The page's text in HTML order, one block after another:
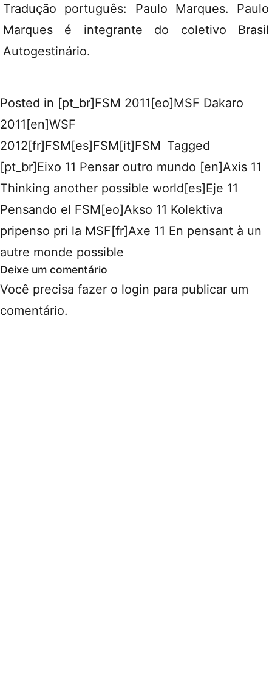
Tradução português: Paulo Marques. Paulo
Marques é integrante do coletivo Brasil
Autogestinário.
Posted in [pt_br]FSM 2011[eo]MSF Dakaro
2011[en]WSF
2012[fr]FSM[es]FSM[it]FSM Tagged
[pt_br]Eixo 11 Pensar outro mundo [en]Axis 11
Thinking another possible world[es]Eje 11
Pensando el FSM[eo]Akso 11 Kolektiva
pripenso pri la MSF[fr]Axe 11 En pensant à un
autre monde possible
Deixe um comentário
Você precisa fazer o login para publicar um
comentário.